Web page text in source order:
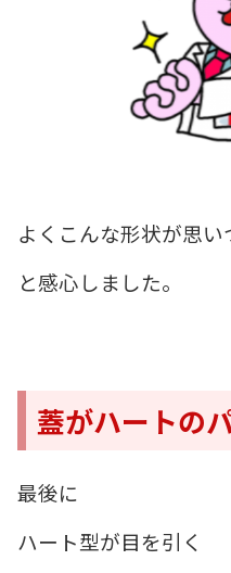
よくこんな形状が思い
と感心しました。
蓋がハートの
最後に
ハート型が目を引く